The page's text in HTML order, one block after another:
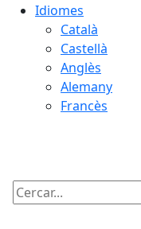
Idiomes
Català
Castellà
Anglès
Alemany
Francès
Cercar: